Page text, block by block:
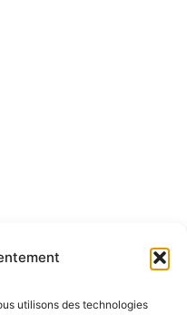
utilisons des technologies